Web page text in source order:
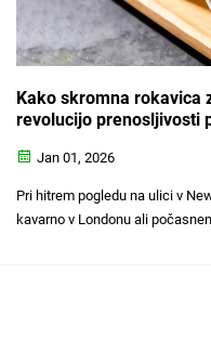
Kako skromna rokavica
revolucijo prenosljivosti
nespremenljive vrednosti
Jan 01, 2026
Pri hitrem pogledu na ulici v
kavarno v Londonu ali